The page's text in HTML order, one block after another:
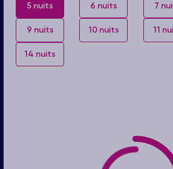
5 nuits 6 nuits 7
9 nuits 10 nuits 11
14 nuits